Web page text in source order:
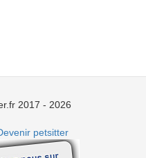
2017 - 2026
petsitter